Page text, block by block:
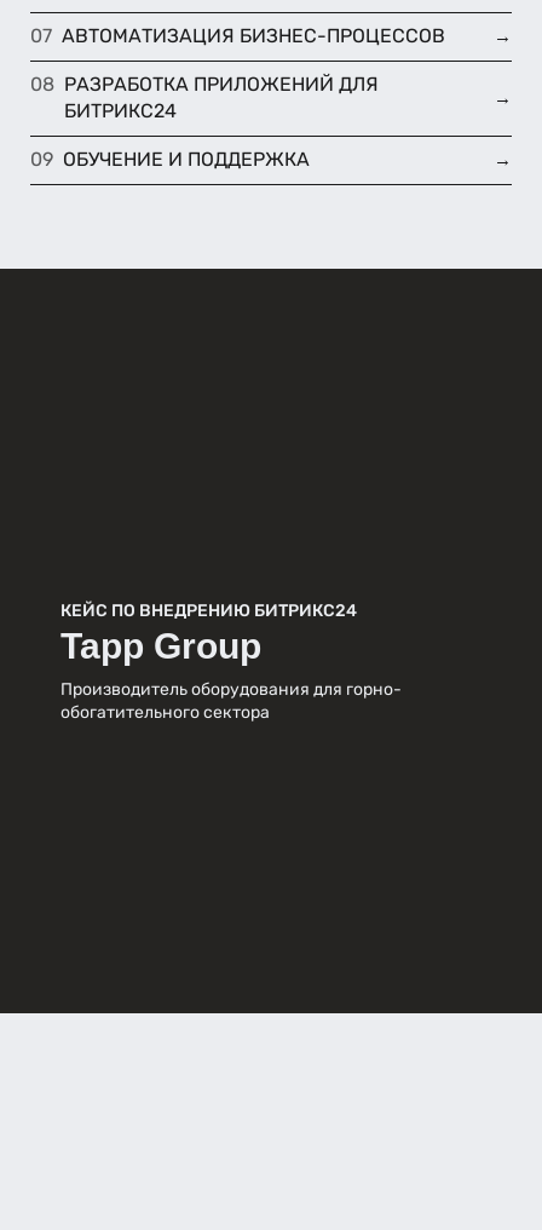
АВТОМАТИЗАЦИЯ БИЗНЕС-ПРОЦЕССОВ →
РАЗРАБОТКА ПРИЛОЖЕНИЙ ДЛЯ
БИТРИКС24
→
ОБУЧЕНИЕ И ПОДДЕРЖКА →
КЕЙС ПО ВНЕДРЕНИЮ БИТРИКС24
Tapp Group
Производитель оборудования для горно-
обогатительного сектора